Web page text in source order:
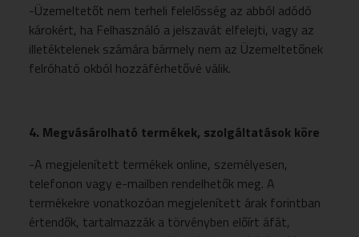
-Üzemeltetőt nem terheli felelősség az abból adódó
károkért, ha Felhasználó a jelszavát elfelejti, vagy az
illetéktelenek számára bármely nem az Üzemeltetőnek
felróható okból hozzáférhetővé válik.
4. Megvásárolható termékek, szolgáltatások köre
-A megjelenített termékek online, személyesen,
telefonon vagy e-mailben rendelhetők meg. A
termékekre vonatkozóan megjelenített árak forintban
értendők, tartalmazzák a törvényben előírt áfát,